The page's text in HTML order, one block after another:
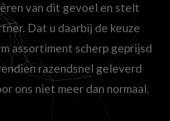
van dit gevoel en stelt
Dat u daarbij de keuze
assortiment scherp geprijsd
razendsnel geleverd
ons niet meer dan normaal.